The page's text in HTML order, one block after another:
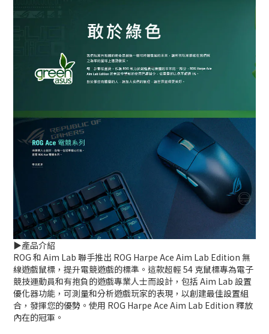
▶️產品介紹
ROG 和 Aim Lab 聯手推出 ROG Harpe Ace Aim Lab Edition 無
線遊戲鼠標，提升電競遊戲的標準。這款超輕 54 克鼠標專為電子
競技運動員和有抱負的遊戲專業人士而設計，包括 Aim Lab 設置
優化器功能，可測量和分析遊戲玩家的表現，以創建最佳設置組
合，發揮您的優勢。使用 ROG Harpe Ace Aim Lab Edition 釋放
內在的冠軍。